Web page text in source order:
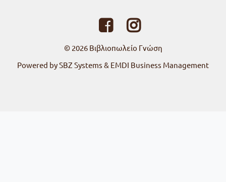
© 2026 Βιβλιοπωλείο Γνώση
Powered by SBZ Systems & EMDI Business Management